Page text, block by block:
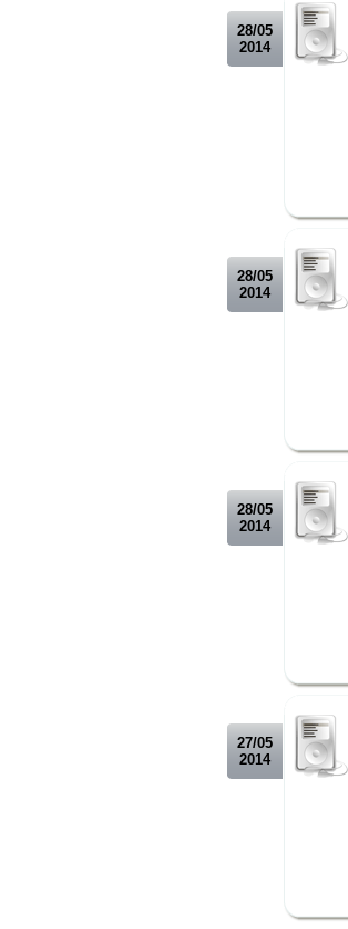
28/05
2014
28/05
2014
28/05
2014
27/05
2014